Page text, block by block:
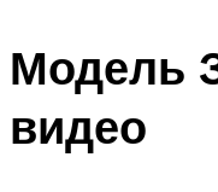
Модель
видео